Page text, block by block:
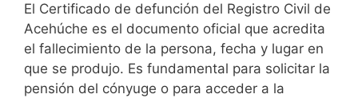
El Certificado de defunción del Registro Civil de
Acehúche es el documento oficial que acredita
el fallecimiento de la persona, fecha y lugar en
que se produjo. Es fundamental para solicitar la
pensión del cónyuge o para acceder a la